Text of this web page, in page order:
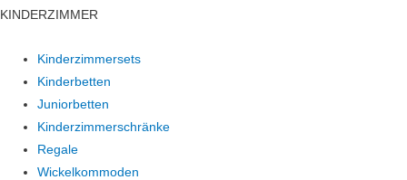
KINDERZIMMER
Kinderzimmersets
Kinderbetten
Juniorbetten
Kinderzimmerschränke
Regale
Wickelkommoden